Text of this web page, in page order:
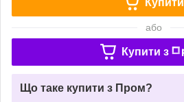
або
Купити з
Що таке купити з Пром?